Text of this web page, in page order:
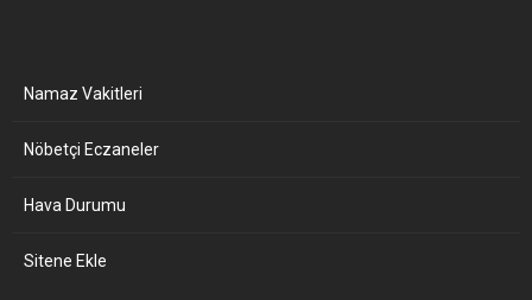
Namaz Vakitleri
Nöbetçi Eczaneler
Hava Durumu
Sitene Ekle